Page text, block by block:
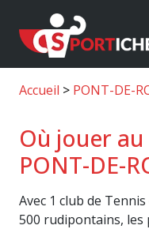
Accueil PONT-DE-
Où jouer
PONT-DE-
Avec 1 club de
500 rudipontains, les